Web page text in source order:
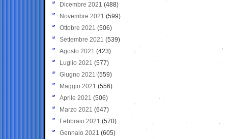
Dicembre 2021 (488)
Novembre 2021 (599)
Ottobre 2021 (506)
Settembre 2021 (539)
Agosto 2021 (423)
Luglio 2021 (577)
Giugno 2021(559)
Maggio 2021 (556)
Aprile 2021 (506)
Marzo 2021 (647)
Febbraio 2021 (570)
Gennaio 2021 (605)